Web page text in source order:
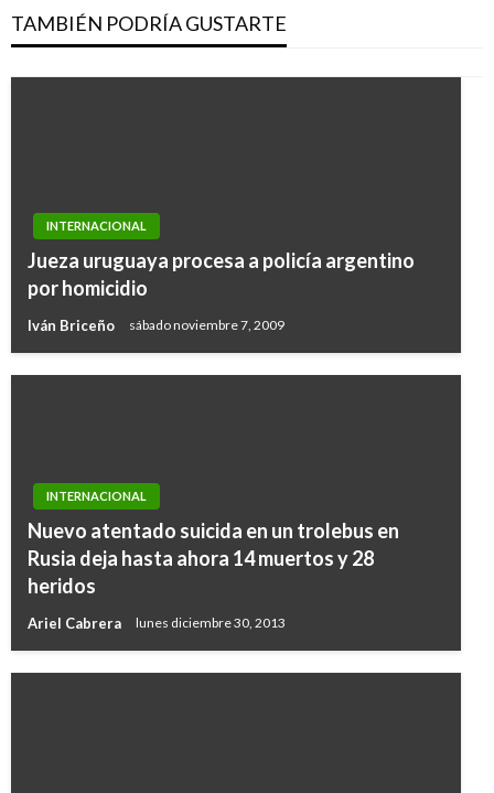
TAMBIÉN PODRÍA GUSTARTE
INTERNACIONAL
Jueza uruguaya procesa a policía argentino
por homicidio
Iván Briceño sábado noviembre 7, 2009
INTERNACIONAL
Nuevo atentado suicida en un trolebus en
Rusia deja hasta ahora 14 muertos y 28
heridos
Ariel Cabrera lunes diciembre 30, 2013